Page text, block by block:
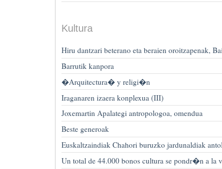
Kultura
Hiru dantzari beterano eta beraien oroitzapenak,
Barrutik kanpora
�Arquitectura� y religi�n
Iraganaren izaera konplexua (III)
Joxemartin Apalategi antropologoa, omendua
Beste generoak
Euskaltzaindiak Chahori buruzko jardunaldiak
Un total de 44.000 bonos cultura se pondr�n a la